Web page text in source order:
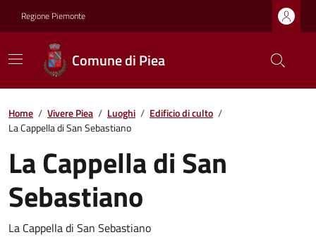
Regione Piemonte
Comune di Piea
Home / Vivere Piea / Luoghi / Edificio di culto /
La Cappella di San Sebastiano
La Cappella di San
Sebastiano
La Cappella di San Sebastiano